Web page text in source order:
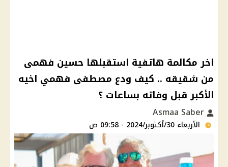
اخر مكالمة هاتفية استقبلها حسين فهمى
من شقيقه .. كيف ودع مصطفى فهمي اخيه
الأكبر قبل وفاته بساعات ؟
الأربعاء 30/أكتوبر/2024 - 09:58 ص